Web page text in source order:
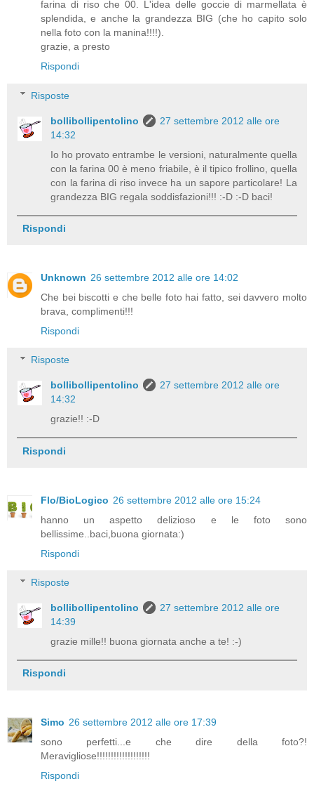
farina di riso che 00. L'idea delle goccie di marmellata è
splendida, e anche la grandezza BIG (che ho capito solo
nella foto con la manina!!!!).
grazie, a presto
Rispondi
Risposte
bollibollipentolino
27 settembre 2012 alle ore
14:32
Io ho provato entrambe le versioni, naturalmente quella
con la farina 00 è meno friabile, è il tipico frollino, quella
con la farina di riso invece ha un sapore particolare! La
grandezza BIG regala soddisfazioni!!! :-D :-D baci!
Rispondi
Unknown 26 settembre 2012 alle ore 14:02
Che bei biscotti e che belle foto hai fatto, sei davvero molto
brava, complimenti!!!
Rispondi
Risposte
bollibollipentolino
27 settembre 2012 alle ore
14:32
grazie!! :-D
Rispondi
Flo/BioLogico 26 settembre 2012 alle ore 15:24
hanno un aspetto delizioso e le foto sono
bellissime..baci,buona giornata:)
Rispondi
Risposte
bollibollipentolino
27 settembre 2012 alle ore
14:39
grazie mille!! buona giornata anche a te! :-)
Rispondi
Simo 26 settembre 2012 alle ore 17:39
sono perfetti...e che dire della foto?!
Meravigliose!!!!!!!!!!!!!!!!!!!
Rispondi